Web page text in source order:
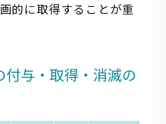
的に取得することが重
与・取得・消滅の